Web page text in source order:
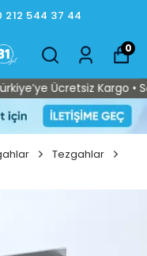
212 544 37 44
0
Ücretsiz Kargo •
Tezgahlar